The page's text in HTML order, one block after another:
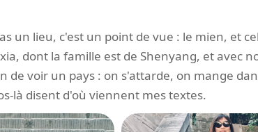
un lieu, c'est un point de vue : le mien, et
dont la famille est de Shenyang, et avec
de voir un pays : on s'attarde, on mange
là disent d'où viennent mes textes.